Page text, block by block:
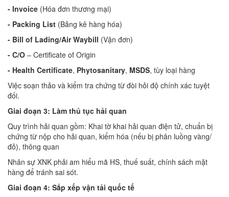
- Invoice (Hóa đơn thương mại)
- Packing List (Bảng kê hàng hóa)
- Bill of Lading/Air Waybill (Vận đơn)
- C/O – Certificate of Origin
- Health Certificate, Phytosanitary, MSDS, tùy loại hàng
Việc soạn thảo và kiểm tra chứng từ đòi hỏi độ chính xác tuyệt
đối.
Giai đoạn 3: Làm thủ tục hải quan
Quy trình hải quan gồm: Khai tờ khai hải quan điện tử, chuẩn bị
chứng từ nộp cho hải quan, kiểm hóa (nếu bị phân luồng vàng/
đỏ), thông quan
Nhân sự XNK phải am hiểu mã HS, thuế suất, chính sách mặt
hàng để tránh sai sót.
Giai đoạn 4: Sắp xếp vận tải quốc tế